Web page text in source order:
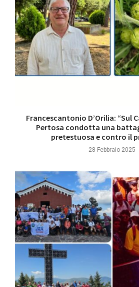
Francescantonio D’Orilia: “Sul
Pertosa condotta una
pretestuosa e contro il
28 Febbraio 2025